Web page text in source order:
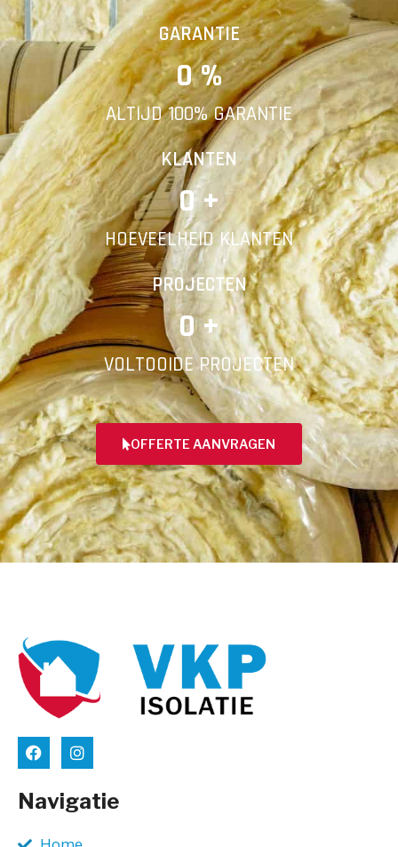
Vorige Volgende
E-mail
Telefoonnummer
Vorige
GARANTIE
0 %
ALTIJD 100% GARANTIE
KLANTEN
0 +
HOEVEELHEID KLANTEN
PROJECTEN
0 +
VOLTOOIDE PROJECTEN
OFFERTE AANVRAGEN
Navigatie